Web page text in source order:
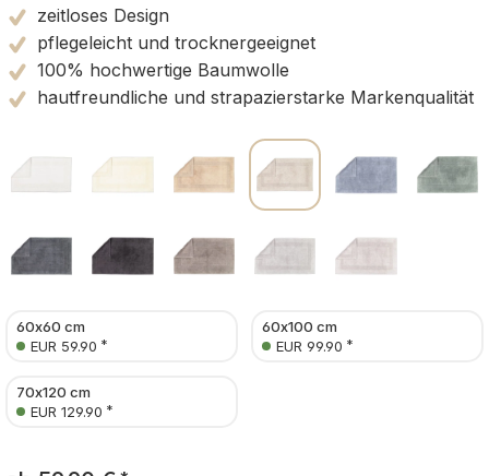
zeitloses Design
pflegeleicht und trocknergeeignet
100% hochwertige Baumwolle
hautfreundliche und strapazierstarke Markenqualität
60x60 cm
EUR 59.90 *
60x100 cm
EUR 99.90 *
70x120 cm
EUR 129.90 *